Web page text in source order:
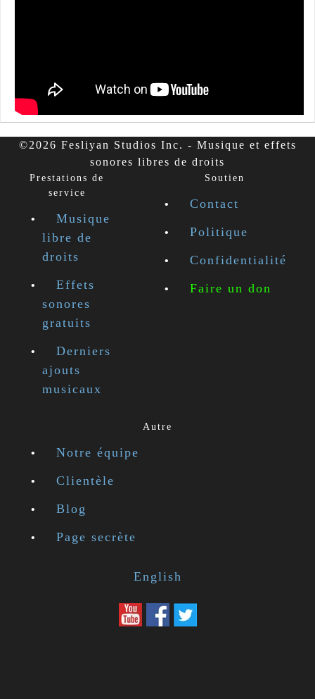
©2026 Fesliyan Studios Inc. - Musique et effets
sonores libres de droits
Prestations de
service
Musique
libre de
droits
Effets
sonores
gratuits
Derniers
ajouts
musicaux
Soutien
Contact
Politique
Confidentialité
Faire un don
Autre
Notre équipe
Clientèle
Blog
Page secrète
English